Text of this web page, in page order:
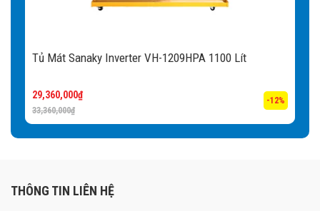
Tủ Mát Sanaky Inverter VH-1209HPA 1100 Lít
33,360,000₫
29,360,000₫
-12%
THÔNG TIN LIÊN HỆ